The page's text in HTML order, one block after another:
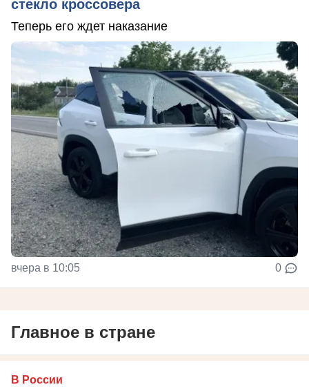
стекло кроссовера
Теперь его ждет наказание
вчера в 10:05 0
Главное в стране
В России